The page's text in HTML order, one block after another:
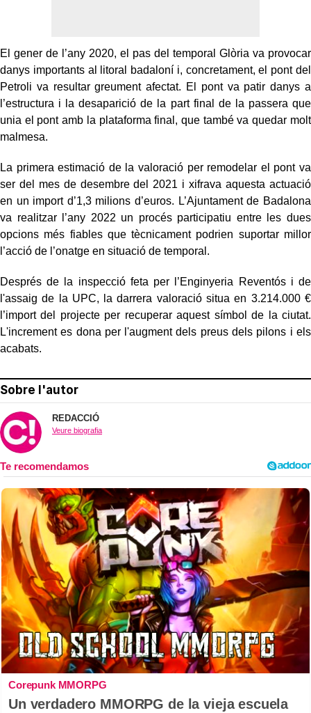
El gener de l’any 2020, el pas del temporal Glòria va provocar
danys importants al litoral badaloní i, concretament, el pont del
Petroli va resultar greument afectat. El pont va patir danys a
l’estructura i la desaparició de la part final de la passera que
unia el pont amb la plataforma final, que també va quedar molt
malmesa.
La primera estimació de la valoració per remodelar el pont va
ser del mes de desembre del 2021 i xifrava aquesta actuació
en un import d’1,3 milions d’euros. L’Ajuntament de Badalona
va realitzar l’any 2022 un procés participatiu entre les dues
opcions més fiables que tècnicament podrien suportar millor
l’acció de l’onatge en situació de temporal.
Després de la inspecció feta per l’Enginyeria Reventós i de
l'assaig de la UPC, la darrera valoració situa en 3.214.000 €
l’import del projecte per recuperar aquest símbol de la ciutat.
L'increment es dona per l'augment dels preus dels pilons i els
acabats.
Sobre l'autor
REDACCIÓ
Veure biografia
Corepunk MMORPG
Un verdadero MMORPG de la vieja escuela